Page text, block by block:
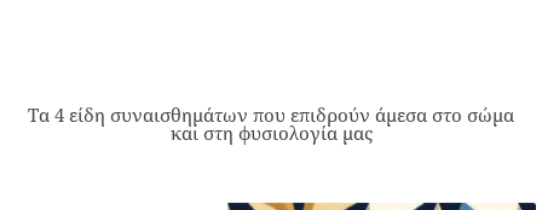
Τα 4 είδη συναισθημάτων που επιδρούν άμεσα στο σώμα
και στη φυσιολογία μας